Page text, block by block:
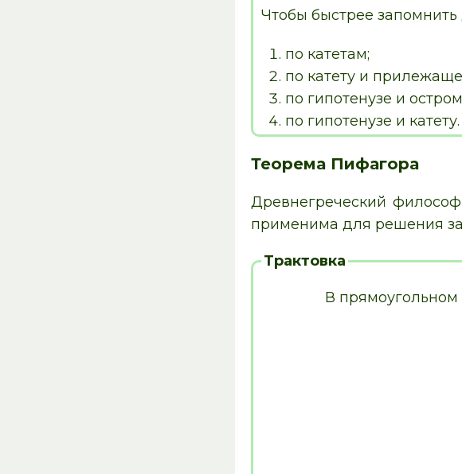
Чтобы быстрее
по катетам;
по катету и
по гипотенузе и
по гипотенузе и катету.
Теорема Пифагора
Древнегреческий
применима для решения
Трактовка
В прямоугольном